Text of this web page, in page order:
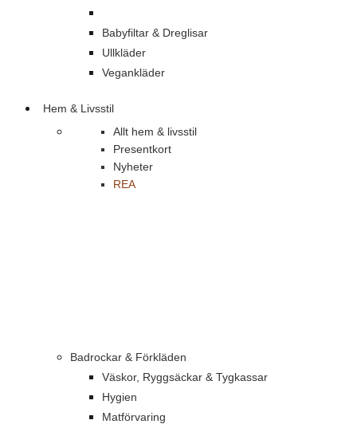
Babyfiltar & Dreglisar
Ullkläder
Vegankläder
Hem & Livsstil
Allt hem & livsstil
Presentkort
Nyheter
REA
Badrockar & Förkläden
Väskor, Ryggsäckar & Tygkassar
Hygien
Matförvaring